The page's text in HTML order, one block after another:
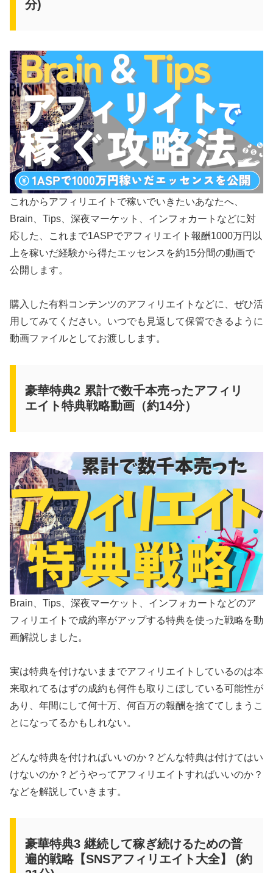
分)
これからアフィリエイトで稼いでいきたいあなたへ、
Brain、Tips、深夜マーケット、インフォカートなどに対
応した、これまで1ASPでアフィリエイト報酬1000万円以
上を稼いだ経験から得たエッセンスを約15分間の動画で
公開します。
購入した有料コンテンツのアフィリエイトなどに、ぜひ活
用してみてください。いつでも見返して保管できるように
動画ファイルとしてお渡しします。
豪華特典2 累計で数千本売ったアフィリ
エイト特典戦略動画（約14分）
Brain、Tips、深夜マーケット、インフォカートなどのア
フィリエイトで成約率がアップする特典を使った戦略を動
画解説しました。
実は特典を付けないままでアフィリエイトしているのは本
来取れてるはずの成約も何件も取りこぼしている可能性が
あり、年間にして何十万、何百万の報酬を捨ててしまうこ
とになってるかもしれない。
どんな特典を付ければいいのか？どんな特典は付けてはい
けないのか？どうやってアフィリエイトすればいいのか？
などを解説していきます。
豪華特典3 継続して稼ぎ続けるための普
遍的戦略【SNSアフィリエイト大全】 (約